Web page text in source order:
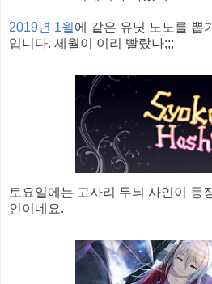
2019년 1월에 같은 유닛 노노를 뽑
입니다. 세월이 이리 빨랐나;;;
토요일에는 고사리 무늬 사인이 등
인이네요.